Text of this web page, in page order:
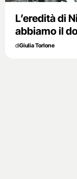
L’eredità di
abbiamo il
diGiulia Torlone